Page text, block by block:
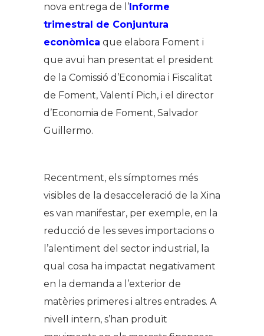
nova entrega de l’Informe
trimestral de Conjuntura
econòmica que elabora Foment i
que avui han presentat el president
de la Comissió d’Economia i Fiscalitat
de Foment, Valentí Pich, i el director
d’Economia de Foment, Salvador
Guillermo.
Recentment, els símptomes més
visibles de la desacceleració de la Xina
es van manifestar, per exemple, en la
reducció de les seves importacions o
l’alentiment del sector industrial, la
qual cosa ha impactat negativament
en la demanda a l’exterior de
matèries primeres i altres entrades. A
nivell intern, s’han produït